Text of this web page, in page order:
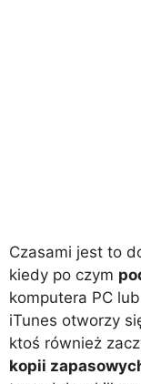
Czasami jest to
kiedy po czym
komputera PC
iTunes otworzy
ktoś również
kopii